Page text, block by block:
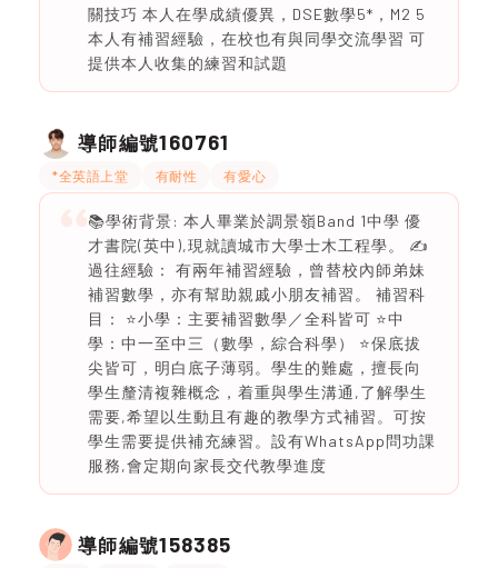
關技巧 本人在學成績優異，DSE數學5*，M2 5
本人有補習經驗，在校也有與同學交流學習 可
提供本人收集的練習和試題
導師編號160761
*全英語上堂 有耐性 有愛心
📚學術背景: 本人畢業於調景嶺Band 1中學 優
才書院(英中),現就讀城市大學士木工程學。 ✍️
過往經驗： 有兩年補習經驗，曾替校內師弟妹
補習數學，亦有幫助親戚小朋友補習。 補習科
目： ⭐️小學：主要補習數學／全科皆可 ⭐️中
學：中一至中三（數學，綜合科學） ⭐️保底拔
尖皆可，明白底子薄弱。學生的難處，擅長向
學生釐清複雜概念，着重與學生溝通,了解學生
需要,希望以生動且有趣的教學方式補習。可按
學生需要提供補充練習。設有WhatsApp問功課
服務,會定期向家長交代教學進度
導師編號158385